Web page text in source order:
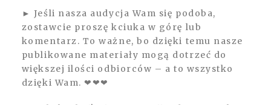
► Jeśli nasza audycja Wam się podoba,
zostawcie proszę kciuka w górę lub
komentarz. To ważne, bo dzięki temu nasze
publikowane materiały mogą dotrzeć do
większej ilości odbiorców – a to wszystko
dzięki Wam. ❤❤❤